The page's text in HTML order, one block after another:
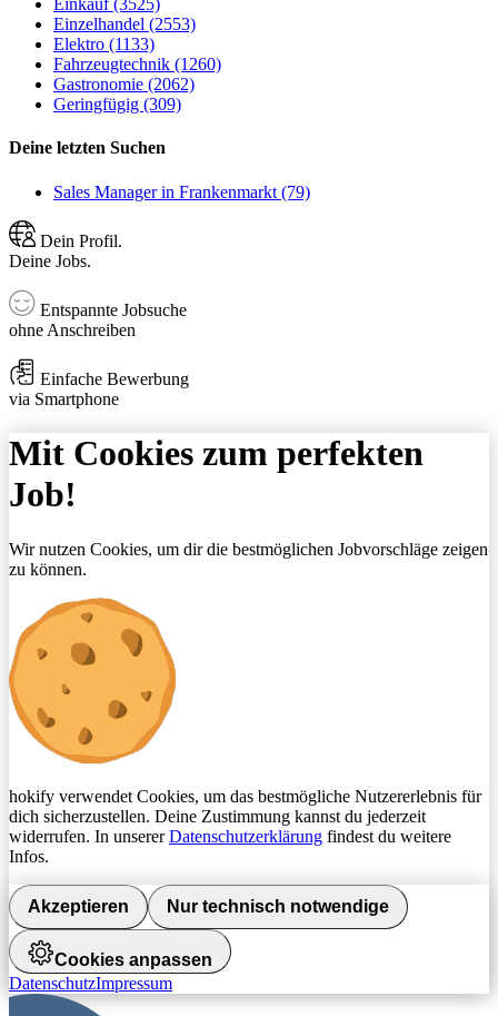
Einkauf (3525)
Einzelhandel (2553)
Elektro (1133)
Fahrzeugtechnik (1260)
Gastronomie (2062)
Geringfügig (309)
Deine letzten Suchen
Sales Manager in Frankenmarkt (79)
Dein Profil.
Deine Jobs.
Entspannte Jobsuche
ohne Anschreiben
Einfache Bewerbung
via Smartphone
Mit Cookies zum perfekten
Job!
Wir nutzen Cookies, um dir die bestmöglichen Jobvorschläge zeigen
zu können.
hokify verwendet Cookies, um das bestmögliche Nutzererlebnis für
dich sicherzustellen. Deine Zustimmung kannst du jederzeit
widerrufen. In unsererDatenschutzerklärung findest du weitere
Infos.
Akzeptieren Nur technisch notwendige
Cookies anpassen
DatenschutzImpressum